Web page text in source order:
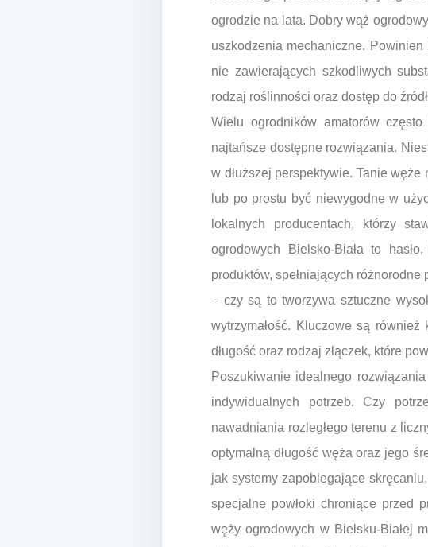
ogrodzie na lata. Dobry wąż
uszkodzenia mechaniczne.
nie zawierających szkodliwych
rodzaj roślinności oraz dostęp do
Wielu ogrodników amatorów
najtańsze dostępne rozwiązania.
w dłuższej perspektywie. Tanie
lub po prostu być niewygodne w
lokalnych producentach, którzy
ogrodowych Bielsko-Biała to
produktów, spełniających
– czy są to tworzywa sztuczne
wytrzymałość. Kluczowe są
długość oraz rodzaj złączek, które
Poszukiwanie idealnego
indywidualnych potrzeb. Czy
nawadniania rozległego terenu z
optymalną długość węża oraz jego
jak systemy zapobiegające
specjalne powłoki chroniące przed
węży ogrodowych w Bielsku-Białej